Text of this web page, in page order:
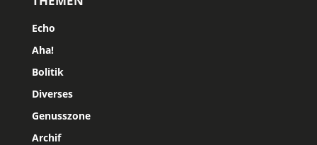
Echo
Aha!
Bolitik
Diverses
Genusszone
Archif